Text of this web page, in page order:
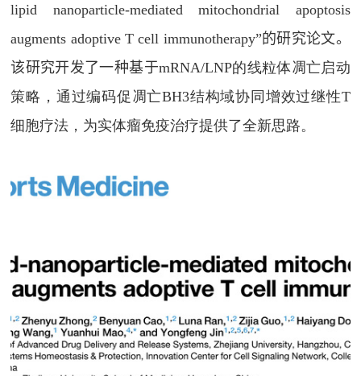
lipid nanoparticle-mediated mitochondrial apoptosis
augments adoptive T cell immunotherapy”的研究论文。
该研究开发了一种基于mRNA/LNP的线粒体凋亡启动
策略，通过编码促凋亡BH3结构域协同增效过继性T
细胞疗法，为实体瘤免疫治疗提供了全新思路。